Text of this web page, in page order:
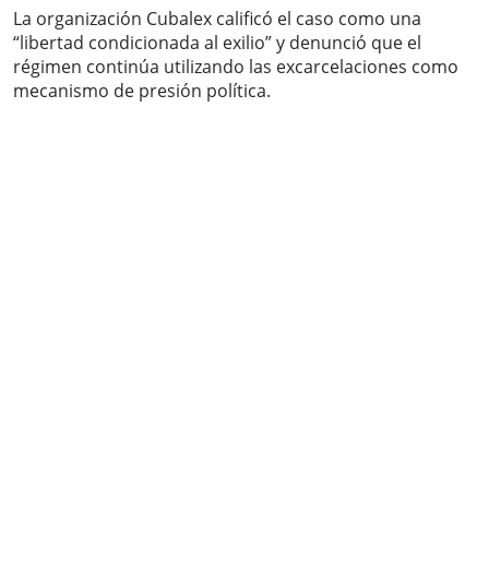
La organización Cubalex calificó el caso como una
“libertad condicionada al exilio” y denunció que el
régimen continúa utilizando las excarcelaciones como
mecanismo de presión política.